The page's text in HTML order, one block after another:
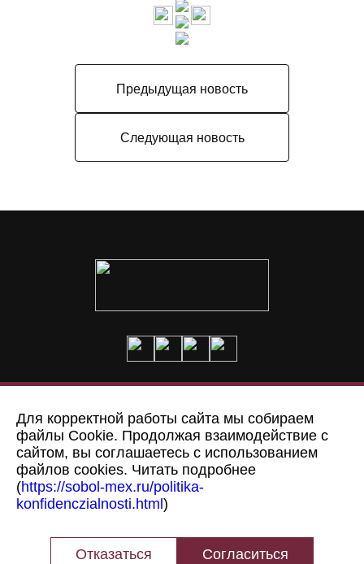
Предыдущая новость
Следующая новость
© Меховая фабрика “Соболь”,
Пошив на заказ Адрес
Политика конфиденциальности
Для корректной работы сайта мы собираем
файлы Cookie. Продолжая взаимодействие с
сайтом, вы соглашаетесь с использованием
файлов cookies. Читать подробнее
(https://sobol-mex.ru/politika-
konfidenczialnosti.html )
Отказаться Согласиться